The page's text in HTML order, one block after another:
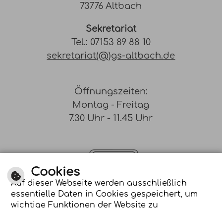
73776 Altbach
Sekretariat
Tel.: 07153 89 88 10
sekretariat(@)gs-altbach.de
Öffnungszeiten:
Montag - Freitag
7.30 Uhr - 11.45 Uhr
Optimiert für
Cookies
Auf dieser Webseite werden ausschließlich
essentielle Daten in Cookies gespeichert, um
wichtige Funktionen der Website zu